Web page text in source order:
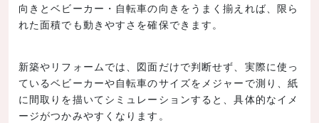
向きとベビーカー・自転車の向きをうまく揃えれば、限ら
れた面積でも動きやすさを確保できます。
新築やリフォームでは、図面だけで判断せず、実際に使っ
ているベビーカーや自転車のサイズをメジャーで測り、紙
に間取りを描いてシミュレーションすると、具体的なイメ
ージがつかみやすくなります。